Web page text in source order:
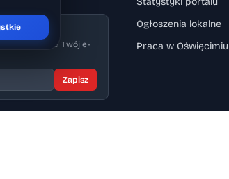
na Twój e-
Zapisz
Ogłoszenia lokalne
Praca w Oświęcimiu